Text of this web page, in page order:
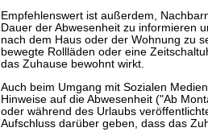
Empfehlenswert ist außerdem,
Dauer der Abwesenheit zu informieren
nach dem Haus oder der Wohnung zu
bewegte Rollläden oder eine
das Zuhause bewohnt wirkt.
Auch beim Umgang mit Sozialen
Hinweise auf die Abwesenheit ("Ab
oder während des Urlaubs
Aufschluss darüber geben, dass das